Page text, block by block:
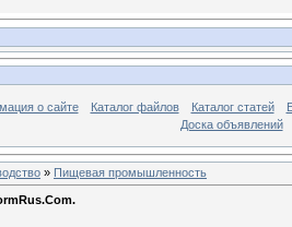
о сайте Каталог файлов Каталог статей
Доска объявлений
» Пищевая промышленность